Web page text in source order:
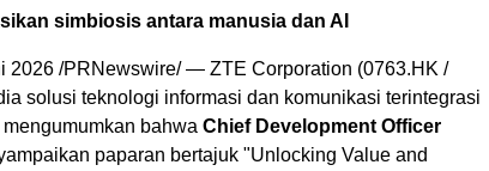
simbiosis antara manusia dan AI
2026 /PRNewswire/ — ZTE Corporation (0763.HK /
solusi teknologi informasi dan komunikasi terintegrasi
bahwa Chief Development Officer
paparan bertajuk "Unlocking Value and